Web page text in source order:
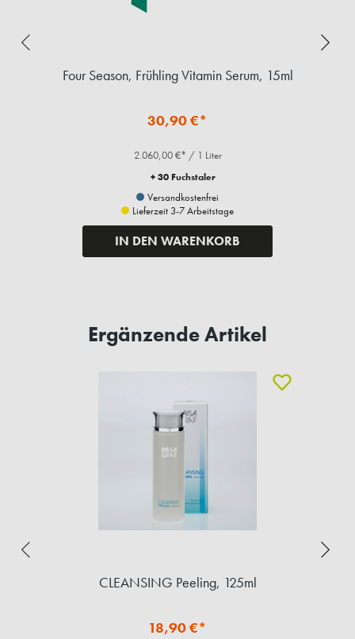
Four Season, Frühling Vitamin Serum, 15ml
30,90 €*
2.060,00 €* / 1 Liter
+ 30 Fuchstaler
Versandkostenfrei
Lieferzeit 3-7 Arbeitstage
IN DEN WARENKORB
Ergänzende Artikel
CLEANSING Peeling, 125ml
18,90 €*